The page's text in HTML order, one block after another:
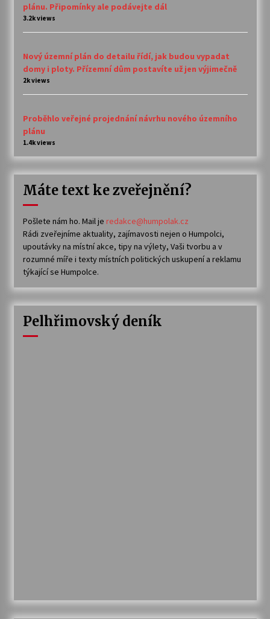
plánu. Připomínky ale podávejte dál
3.2k views
Nový územní plán do detailu řídí, jak budou vypadat
domy i ploty. Přízemní dům postavíte už jen výjimečně
2k views
Proběhlo veřejné projednání návrhu nového územního
plánu
1.4k views
Máte text ke zveřejnění?
Pošlete nám ho. Mail je redakce@humpolak.cz
Rádi zveřejníme aktuality, zajímavosti nejen o Humpolci,
upoutávky na místní akce, tipy na výlety, Vaši tvorbu a v
rozumné míře i texty místních politických uskupení a reklamu
týkající se Humpolce.
Pelhřimovský deník